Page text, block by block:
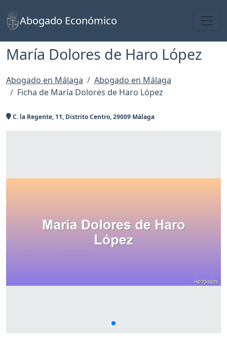
Abogado Económico
María Dolores de Haro López
Abogado en Málaga
Abogado en Málaga
Ficha de María Dolores de Haro López
C. la Regente, 11, Distrito Centro, 29009 Málaga